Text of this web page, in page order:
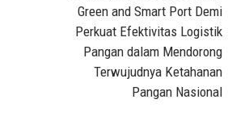
Green and Smart Port Demi
Perkuat Efektivitas Logistik
Pangan dalam Mendorong
Terwujudnya Ketahanan
Pangan Nasional